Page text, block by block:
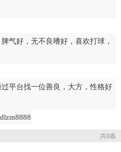
气好，无不良嗜好，喜欢打球，
平台找一位善良，大方，性格好
共0条